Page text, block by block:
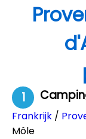
1
Frankrijk /
Môle